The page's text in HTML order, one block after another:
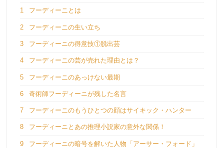
1 フーディーニとは
2 フーディーニの生い立ち
3 フーディーニの得意技①脱出芸
4 フーディーニの芸が売れた理由とは？
5 フーディーニのあっけない最期
6 奇術師フーディーニが残した名言
7 フーディーニのもうひとつの顔はサイキック・ハンター
8 フーディーニとあの推理小説家の意外な関係！
9
フーディーニの暗号を解いた人物「アーサー・フォード」